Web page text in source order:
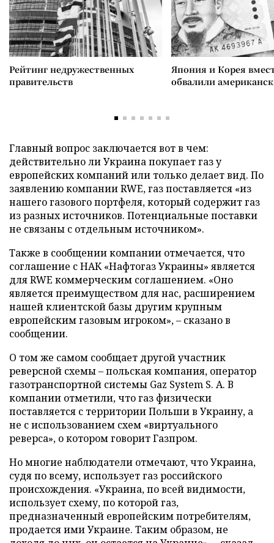
Рейтинг недружественных
правительств
Япония и Корея
обвалили
Главный вопрос заключается вот в чем:
действительно ли Украина покупает газ у
европейских компаний или только делает вид. По
заявлению компании RWE, газ поставляется «из
нашего газового портфеля, который содержит газ
из разных источников. Потенциальные поставки
не связаны с отдельным источником».
Также в сообщении компании отмечается, что
соглашение с НАК «Нафтогаз Украины» является
для RWE коммерческим соглашением. «Оно
является преимуществом для нас, расширением
нашей клиентской базы другим крупным
европейским газовым игроком», – сказано в
сообщении.
О том же самом сообщает другой участник
реверсной схемы – польская компания, оператор
газотранспортной системы Gaz System S. A. В
компании отметили, что газ физически
поставляется с территории Польши в Украину, а
не с использованием схем «виртуального
реверса», о котором говорит Газпром.
Но многие наблюдатели отмечают, что Украина,
судя по всему, использует газ российского
происхождения. «Украина, по всей видимости,
использует схему, по которой газ,
предназначенный европейским потребителям,
продается ими Украине. Таким образом, не